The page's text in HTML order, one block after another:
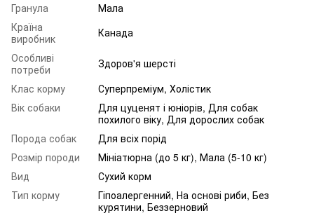
Гранула
Мала
Країна
виробник
Канада
Особливі
потреби
Здоров'я шерсті
Клас корму
Суперпреміум, Холістик
Вік собаки
Для цуценят і юніорів, Для собак
похилого віку, Для дорослих собак
Порода собак
Для всіх порід
Розмір породи
Мініатюрна (до 5 кг), Мала (5-10 кг)
Вид
Сухий корм
Тип корму
Гіпоалергенний, На основі риби, Без
курятини, Беззерновий